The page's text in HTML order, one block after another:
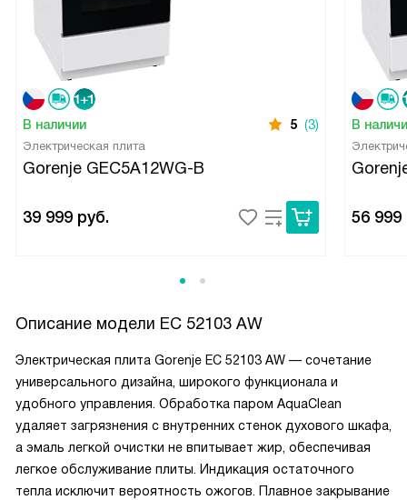
В наличии 5 (3)
Электрическая плита
Gorenje GEC5A12WG-B
39 999 руб.
В
56 999
Описание модели EC 52103 AW
Электрическая плита Gorenje EC 52103 AW — сочетание
универсального дизайна, широкого функционала и
удобного управления. Обработка паром AquaClean
удаляет загрязнения с внутренних стенок духового шкафа,
а эмаль легкой очистки не впитывает жир, обеспечивая
легкое обслуживание плиты. Индикация остаточного
тепла исключит вероятность ожогов. Плавное закрывание